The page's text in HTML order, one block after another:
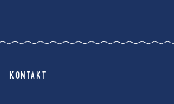
KONTAKT